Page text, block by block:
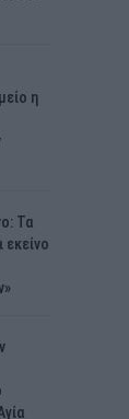
η
Τα
εκείνο